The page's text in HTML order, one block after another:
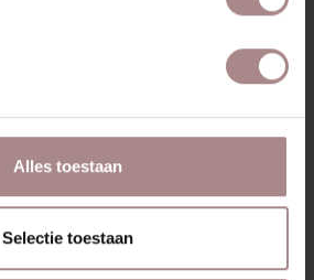
Alles toestaan
Selectie toestaan